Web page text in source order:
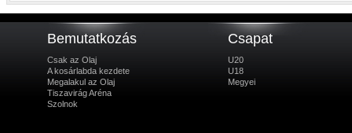
Bemutatkozás
Csak az Olaj
A kosárlabda kezdete
Megalakul az Olaj
Tiszavirág Aréna
Szolnok
Csapat
U20
U18
Megyei